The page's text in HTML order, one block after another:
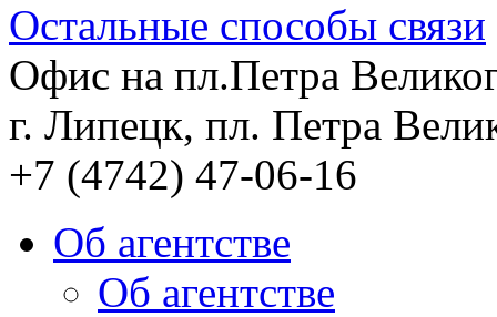
Остальные способы связи
Офис на пл.Петра
г. Липецк, пл. Петра
+7 (4742) 47-06-16
Об агентстве
Об агентстве